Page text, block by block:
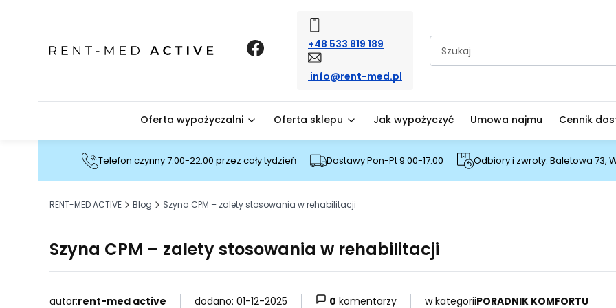
+48 533 819 189
info@rent-med.pl
Oferta wypożyczalni Oferta sklepu Jak wypożyczyć Umowa najmu Cennik
Telefon czynny 7:00-22:00 przez cały tydzień Dostawy Pon-Pt 9:00-17:00 Odbiory i zwroty: Baletowa 73,
RENT-MED ACTIVE Blog Szyna CPM – zalety stosowania w rehabilitacji
Szyna CPM – zalety stosowania w rehabilitacji
autor:rent-med active dodano: 01-12-2025 0 komentarzy w kategoriiPORADNIK KOMFORTU